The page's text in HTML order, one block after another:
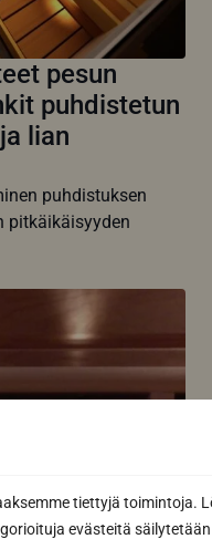
tiettyjä toimintoja.
evästeitä säilytetään
pesun
puhdistetun
lian
puhdistuksen
pitkäikäisyyden